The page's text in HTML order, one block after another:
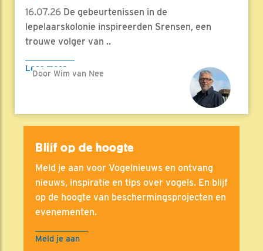
16.07.26 De gebeurtenissen in de
lepelaarskolonie inspireerden Srensen, een
trouwe volger van ..
Lees meer
Door Wim van Nee
Blijf op de hoogte
Meld je aan voor Vogelnieuws en ontvang
nieuws, inspiratie en tips over vogels. En blijf
op de hoogte van beschermingsprojecten en
evenementen.
Meld je aan